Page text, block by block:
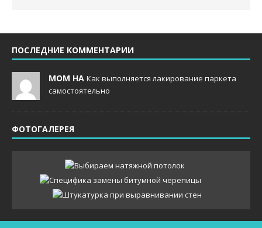
ПОСЛЕДНИЕ КОММЕНТАРИИ
MOM НА Как выполняется лакирование паркета
самостоятельно
ФОТОГАЛЕРЕЯ